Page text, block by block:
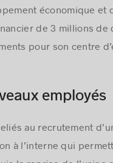
économique
de 3 millions
pour son centre
employés
au recrutement
à l’interne qui